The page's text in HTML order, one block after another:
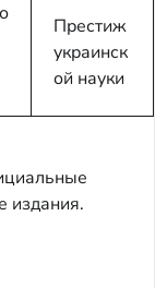
Престиж
украинск
ой науки
издания.